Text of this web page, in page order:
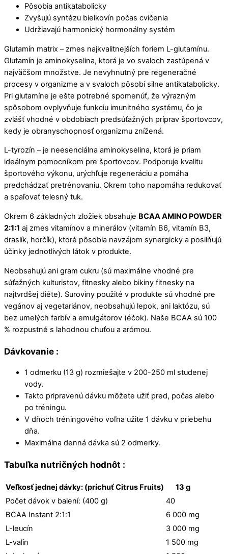
Pôsobia antikatabolicky
Zvyšujú syntézu bielkovín počas cvičenia
Udržiavajú harmonický hormonálny systém
Glutamín matrix – zmes najkvalitnejších foriem L-glutamínu.
Glutamín je aminokyselina, ktorá je vo svaloch zastúpená v
najväčšom množstve. Je nevyhnutný pre regeneračné
procesy v organizme a v svaloch pôsobí silne antikatabolicky.
Pri glutamíne je ešte potrebné spomenúť, že výrazným
spôsobom ovplyvňuje funkciu imunitného systému, čo je
zvlášť vhodné v obdobiach predsúťažných príprav športovcov,
kedy je obranyschopnosť organizmu znížená.
L-tyrozín – je neesenciálna aminokyselina, ktorá je priam
ideálnym pomocníkom pre športovcov. Podporuje kvalitu
športového výkonu, urýchľuje regeneráciu a pomáha
predchádzať pretrénovaniu. Okrem toho napomáha redukovať
a spaľovať telesný tuk.
Okrem 6 základných zložiek obsahuje BCAA AMINO POWDER
2:1:1 aj zmes vitamínov a minerálov (vitamín B6, vitamín B3,
draslík, horčík), ktoré pôsobia navzájom synergicky a posilňujú
účinky jednotlivých látok v produkte.
Neobsahujú ani gram cukru (sú maximálne vhodné pre
súťažných kulturistov, fitnesky alebo bikiny fitnesky na
najtvrdšej diéte). Suroviny použité v produkte sú vhodné pre
vegánov aj vegetariánov, neobsahujú lepok, ani laktózu, sú
bez umelých farbív a emulgátorov (éčok). Naše BCAA sú 100
% rozpustné s lahodnou chuťou a arómou.
Dávkovanie :
1 odmerku (13 g) rozmiešajte v 200-250 ml studenej
vody.
Takto pripravenú dávku môžete užiť pred, počas alebo
po tréningu.
V dňoch tréningového voľna užite 1 dávku v priebehu
dňa.
Maximálna denná dávka sú 2 odmerky.
Tabuľka nutričných hodnôt :
Veľkosť jednej dávky: (príchuť Citrus Fruits)
13 g
Počet dávok v balení: (400 g)
40
BCAA Instant 2:1:1
6 000 mg
L-leucín
3 000 mg
L-valín
1 500 mg